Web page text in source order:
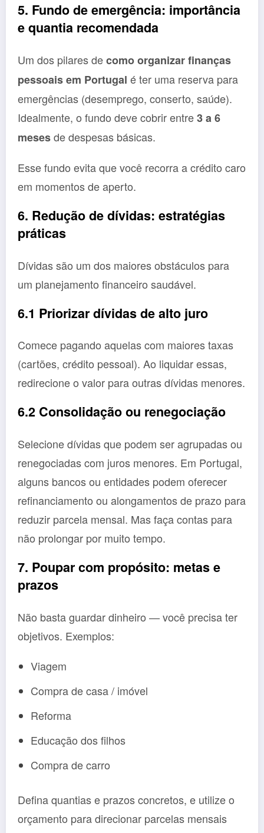
5. Fundo de emergência: importância
e quantia recomendada
Um dos pilares decomo organizar finanças
pessoais em Portugal é ter uma reserva para
emergências (desemprego, conserto, saúde).
Idealmente, o fundo deve cobrir entre3 a 6
mesesde despesas básicas.
Esse fundo evita que você recorra a crédito caro
em momentos de aperto.
6. Redução de dívidas: estratégias
práticas
Dívidas são um dos maiores obstáculos para
um planejamento financeiro saudável.
6.1 Priorizar dívidas de alto juro
Comece pagando aquelas com maiores taxas
(cartões, crédito pessoal). Ao liquidar essas,
redirecione o valor para outras dívidas menores.
6.2 Consolidação ou renegociação
Selecione dívidas que podem ser agrupadas ou
renegociadas com juros menores. Em Portugal,
alguns bancos ou entidades podem oferecer
refinanciamento ou alongamentos de prazo para
reduzir parcela mensal. Mas faça contas para
não prolongar por muito tempo.
7. Poupar com propósito: metas e
prazos
Não basta guardar dinheiro — você precisa ter
objetivos. Exemplos:
Viagem
Compra de casa / imóvel
Reforma
Educação dos filhos
Compra de carro
Defina quantias e prazos concretos, e utilize o
orçamento para direcionar parcelas mensais